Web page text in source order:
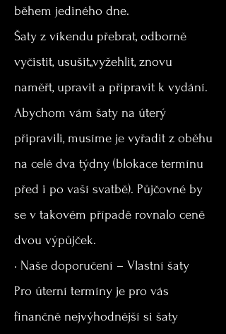
během jediného dne.
Šaty z víkendu přebrat, odborně
vyčistit, usušit,,vyžehlit, znovu
naměřt, upravit a připravit k vydání.
Abychom vám šaty na úterý
připravili, musíme je vyřadit z oběhu
na celé dva týdny (blokace termínu
před i po vaší svatbě). Půjčovné by
se v takovém případě rovnalo ceně
dvou výpůjček.
• Naše doporučení – Vlastní šaty
Pro úterní termíny je pro vás
finančně nejvýhodnější si šaty